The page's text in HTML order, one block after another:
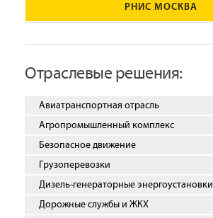
РНИС МОСКВА
Отраслевые решения:
Авиатранспортная отрасль
Агропромышленный комплекс
Безопасное движение
Грузоперевозки
Дизель-генераторные энергоустановки
Дорожные службы и ЖКХ